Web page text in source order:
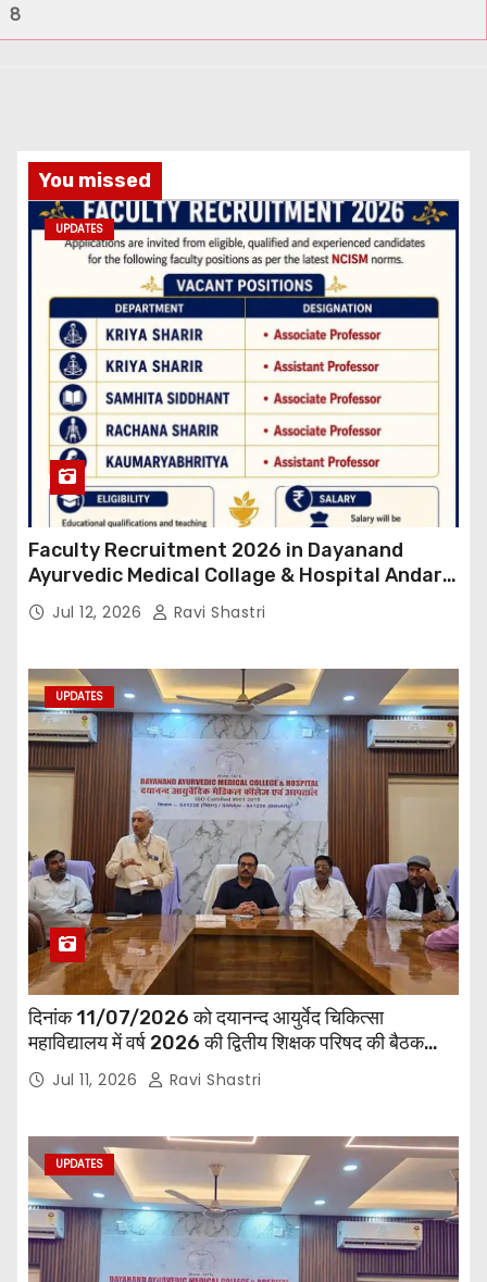
8
You missed
UPDATES
Faculty Recruitment 2026 in Dayanand
Ayurvedic Medical Collage & Hospital Andar
Road ,Siwan
Jul 12, 2026 Ravi Shastri
UPDATES
दिनांक 11/07/2026 को दयानन्द आयुर्वेद चिकित्सा
महाविद्यालय में वर्ष 2026 की द्वितीय शिक्षक परिषद की बैठक
प्राचार्य की अध्यक्षता में हुई। बैठक मे महाविद्यालय सभी
विभागाध्यक्ष एवं शिक्षक सम्मिलित हुए।
Jul 11, 2026 Ravi Shastri
UPDATES